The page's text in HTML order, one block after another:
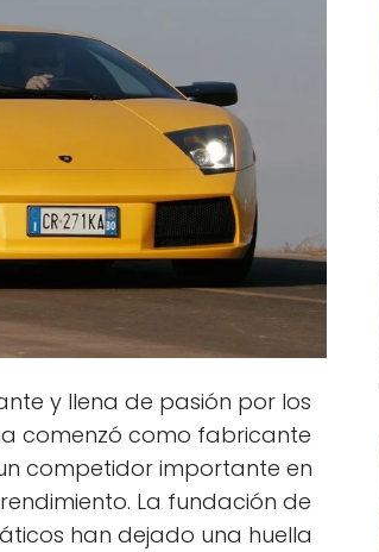
y llena de pasión por los
comenzó como fabricante
competidor importante en
La fundación de
han dejado una huella